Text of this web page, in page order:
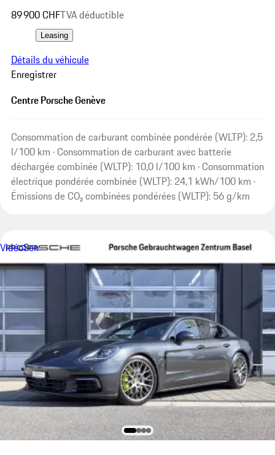
89 900 CHFTVA déductible
Leasing
Détails du véhicule
Enregistrer
Centre Porsche Genève
Consommation de carburant combinée pondérée (WLTP): 2,5
l/100 km · Consommation de carburant avec batterie
déchargée combinée (WLTP): 10,0 l/100 km · Consommation
électrique pondérée combinée (WLTP): 24,1 kWh/100 km ·
Émissions de CO₂ combinées pondérées (WLTP): 56 g/km
VidéoSon